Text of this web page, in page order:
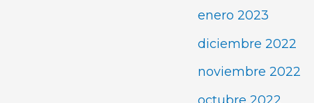
enero 2023
diciembre 2022
noviembre 2022